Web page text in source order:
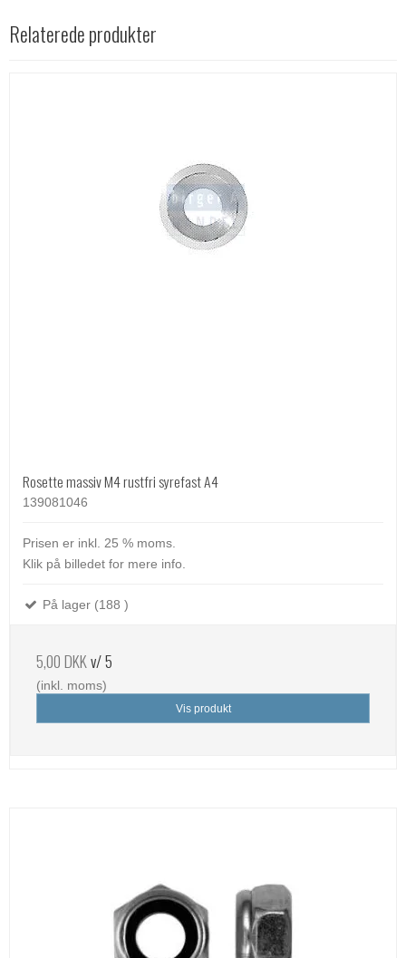
Relaterede produkter
Rosette massiv M4 rustfri syrefast A4
139081046
Prisen er inkl. 25 % moms.
Klik på billedet for mere info.
På lager (188 )
5,00 DKKv/ 5
(inkl. moms)
Vis produkt